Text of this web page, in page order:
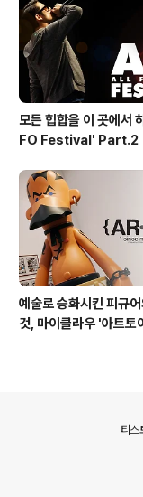
모든 힙합을 이 곳에서
FO Festival' Part.2
예술로 승화시킨 피규
것, 마이클라우 '아트토
티스